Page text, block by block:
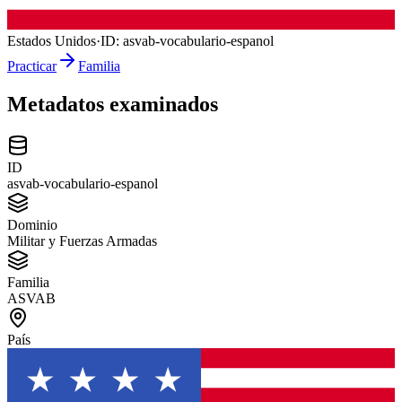
Estados Unidos·ID: asvab-vocabulario-espanol
Practicar
Familia
Metadatos examinados
ID
asvab-vocabulario-espanol
Dominio
Militar y Fuerzas Armadas
Familia
ASVAB
País